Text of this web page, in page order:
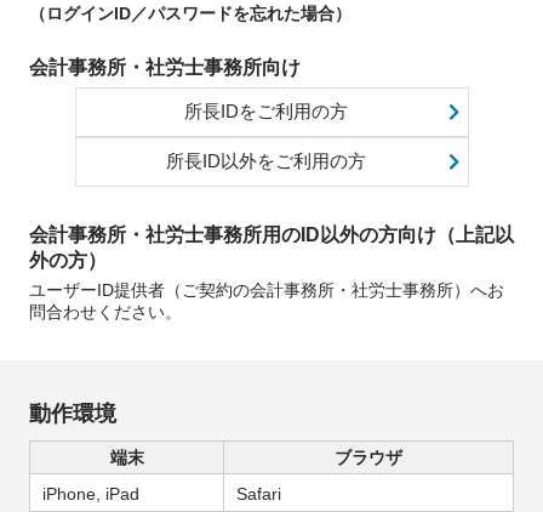
（ログインID／パスワードを忘れた場合）
会計事務所・社労士事務所向け
所長IDをご利用の方
所長ID以外をご利用の方
会計事務所・社労士事務所用のID以外の方向け（上記以
外の方）
ユーザーID提供者（ご契約の会計事務所・社労士事務所）へお
問合わせください。
動作環境
端末
ブラウザ
iPhone, iPad
Safari